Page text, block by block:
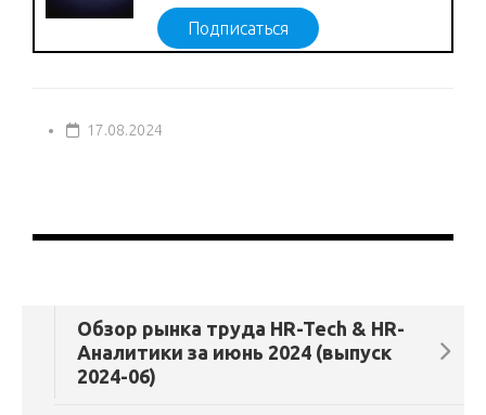
Подписаться
17.08.2024
Обзор рынка труда HR-Tech & HR-
Аналитики за июнь 2024 (выпуск
2024-06)